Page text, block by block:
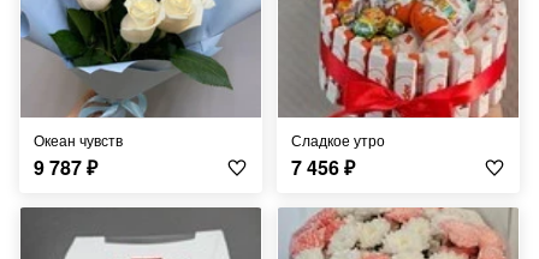
Океан чувств
9 787₽
Сладкое утро
7 456₽